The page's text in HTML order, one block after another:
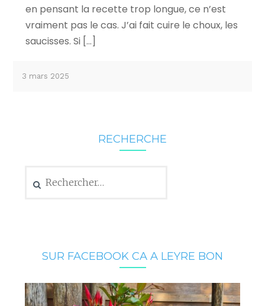
en pensant la recette trop longue, ce n’est
vraiment pas le cas. J’ai fait cuire le choux, les
saucisses. Si […]
3 mars 2025
RECHERCHE
SUR FACEBOOK CA A LEYRE BON